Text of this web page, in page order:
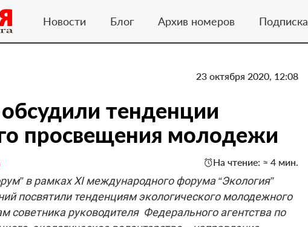
Новости Блог Архив номеров Подписка
23 октября 2020, 12:08
тенденции
просвещения молодежи
На чтение: ≈ 4 мин.
в рамках XI международного форума “Экология”
посвятили тенденциям экологического молодежного
советника руководителя Федерального агентства по